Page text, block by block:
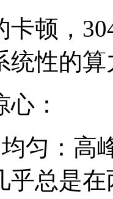
顿
统性的
：
匀：
几乎总是